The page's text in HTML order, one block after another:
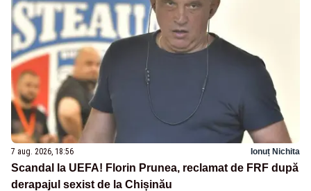
7 aug. 2026, 18:56 Ionuț Nichita
Scandal la UEFA! Florin Prunea, reclamat de FRF după
derapajul sexist de la Chișinău